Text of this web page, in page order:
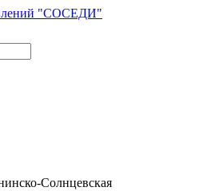
Солнцевская